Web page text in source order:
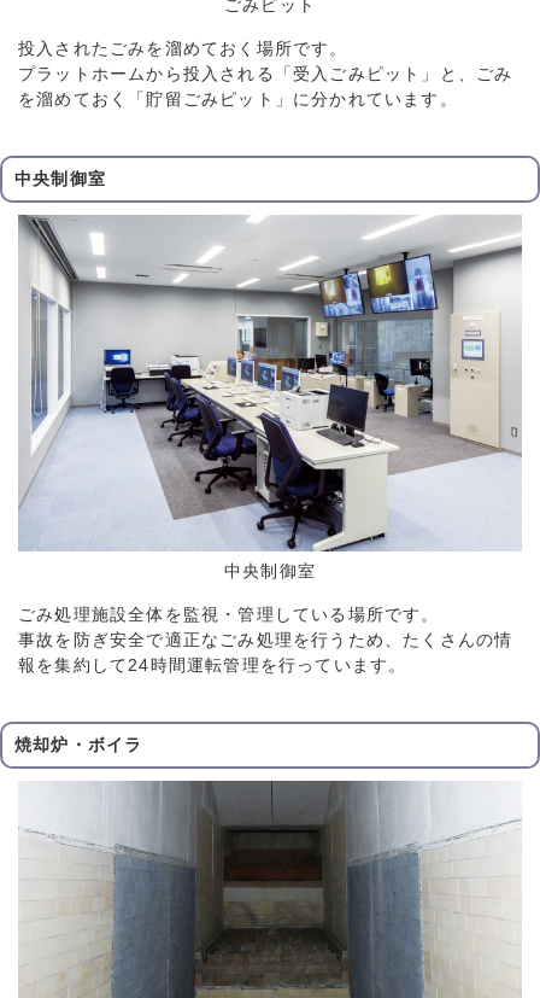
ごみピット
投入されたごみを溜めておく場所です。
プラットホームから投入される「受入ごみピット」と、ごみ
を溜めておく「貯留ごみピット」に分かれています。
中央制御室
中央制御室
ごみ処理施設全体を監視・管理している場所です。
事故を防ぎ安全で適正なごみ処理を行うため、たくさんの情
報を集約して24時間運転管理を行っています。
焼却炉・ボイラ